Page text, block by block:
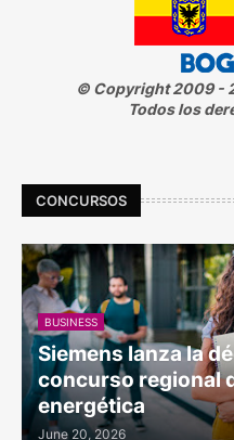
© Copyright 2009 -
Todos los
CONCURSOS
BUSINESS
Siemens lanza la
concurso regional
energética
June 20, 2026